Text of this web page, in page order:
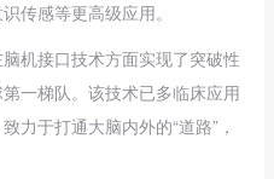
传感等更高级应用。
机接口技术方面实现了突破性
一梯队。该技术已多临床应用
力于打通大脑内外的“道路”，